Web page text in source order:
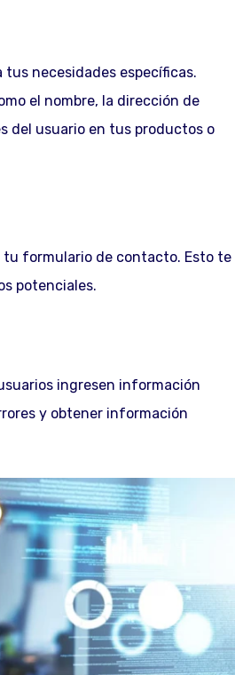
necesidades específicas.
el nombre, la dirección de
del usuario en tus productos o
tu formulario de contacto. Esto te
potenciales.
ingresen información
y obtener información